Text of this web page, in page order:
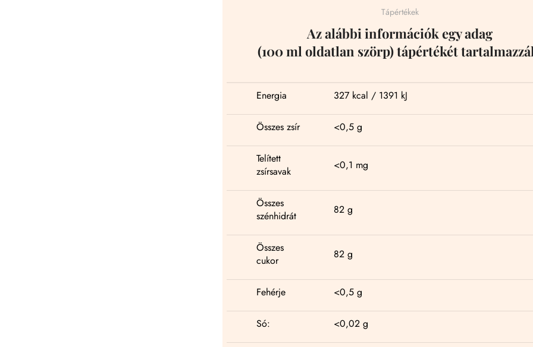
Tápértékek
Az alábbi információk egy adag
(100 ml oldatlan szörp) tápértékét
Energia 327 kcal / 1391 kJ
Összes zsír <0,5 g
Telített
zsírsavak
<0,1 mg
Összes
szénhidrát
82 g
Összes
cukor
82 g
Fehérje <0,5 g
Só: <0,02 g